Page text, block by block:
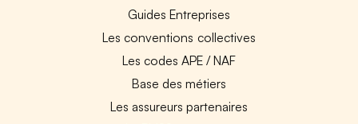
Guides Entreprises
Les conventions collectives
Les codes APE / NAF
Base des métiers
Les assureurs partenaires